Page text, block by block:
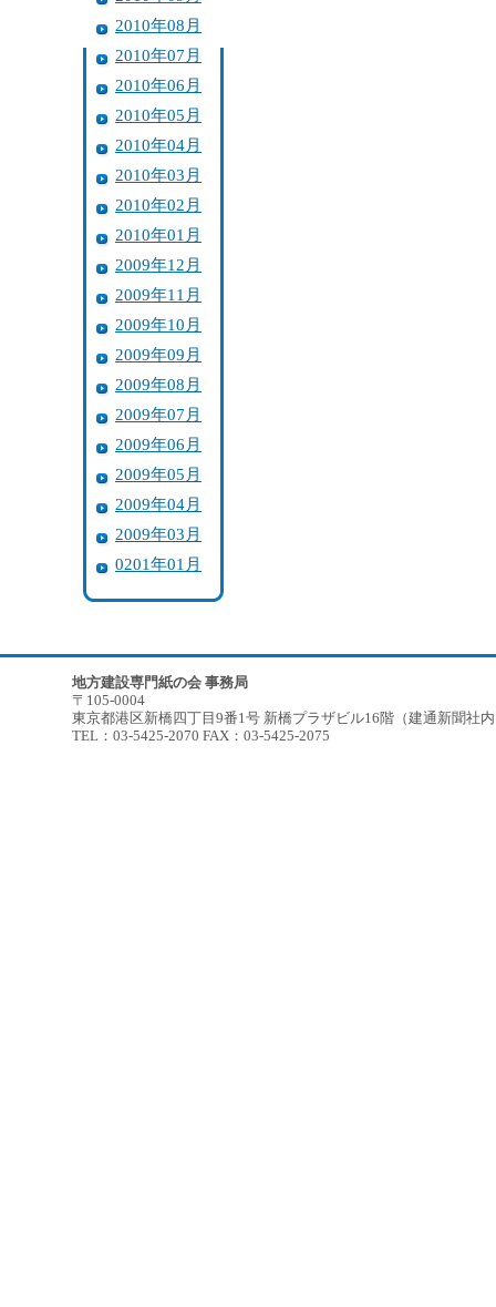
2010年08月
2010年07月
2010年06月
2010年05月
2010年04月
2010年03月
2010年02月
2010年01月
2009年12月
2009年11月
2009年10月
2009年09月
2009年08月
2009年07月
2009年06月
2009年05月
2009年04月
2009年03月
0201年01月
地方建設専門紙の会 事務局
〒105-0004
東京都港区新橋四丁目9番1号 新橋プラザビル16階（建通新聞社
TEL：03-5425-2070 FAX：03-5425-2075